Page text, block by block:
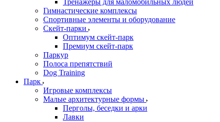
Тренажеры для маломобильных людей
Гимнастические комплексы
Спортивные элементы и оборудование
Скейт-парки
Оптимум скейт-парк
Премиум скейт-парк
Паркур
Полоса препятствий
Dog Training
Парк
Игровые комплексы
Малые архитектурные формы
Перголы, беседки и арки
Лавки